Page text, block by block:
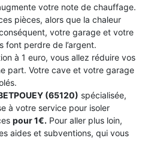
votre note de chauffage.
pièces, alors que la chaleur
conséquent, votre garage et votre
font perdre de l’argent.
à 1 euro, vous allez réduire vos
part. Votre cave et votre garage
(65120) spécialisée,
à votre service pour isoler
pour 1€. Pour aller plus loin,
aides et subventions, qui vous